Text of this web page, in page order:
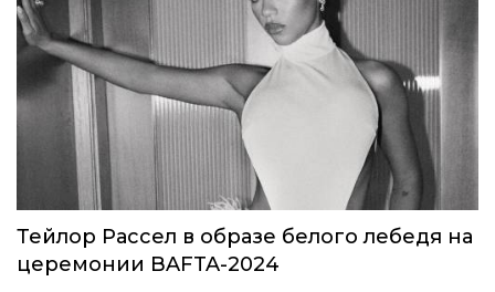
Тейлор Рассел в образе белого лебедя на
церемонии BAFTA-2024